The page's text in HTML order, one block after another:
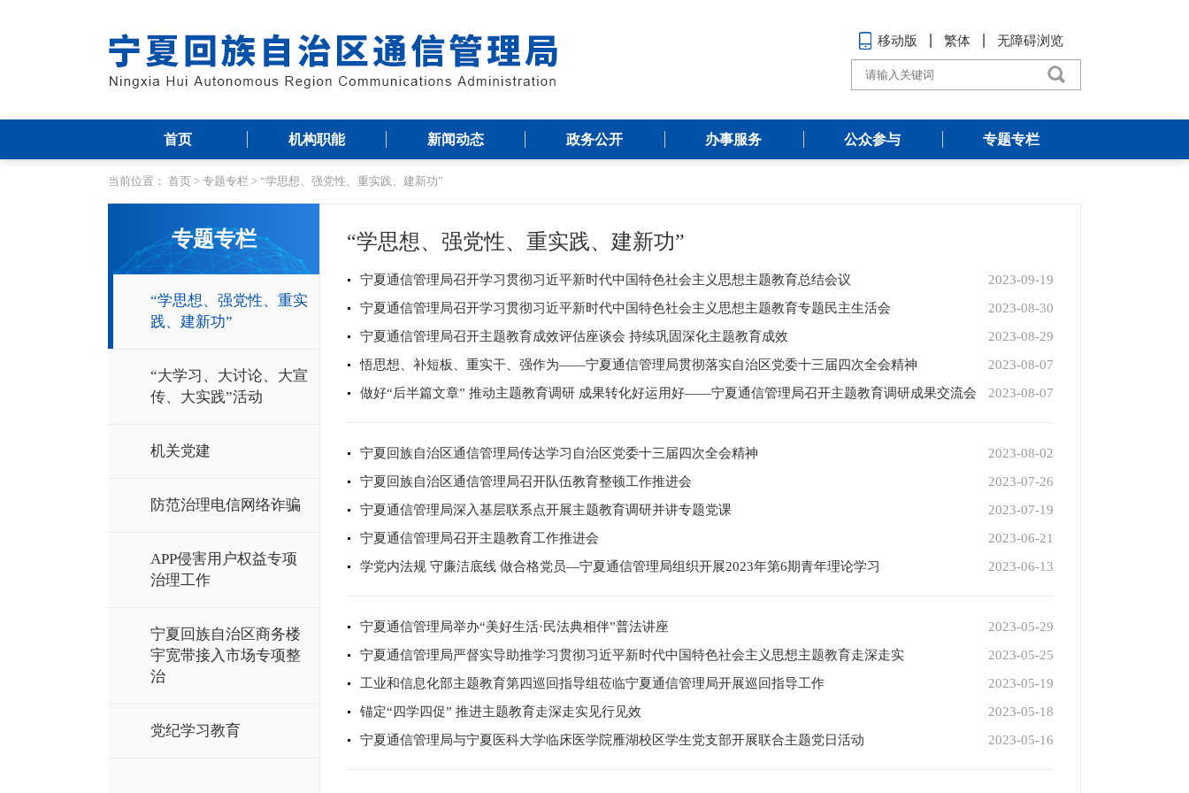
移动版 繁体 无障碍浏览
首页 机构职能 新闻动态 政务公开 办事服务 公众参与 专题专栏
当前位置： 首页 > 专题专栏 > “学思想、强党性、重实践、建新功”
专题专栏
“学思想、强党性、重实
践、建新功”
“大学习、大讨论、大宣
传、大实践”活动
机关党建
防范治理电信网络诈骗
APP侵害用户权益专项
治理工作
宁夏回族自治区商务楼
宇宽带接入市场专项整
治
党纪学习教育
“学思想、强党性、重实践、建新功”
2023-09-19
宁夏通信管理局召开学习贯彻习近平新时代中国特色社会主义思想主题教育总结会议
2023-08-30
宁夏通信管理局召开学习贯彻习近平新时代中国特色社会主义思想主题教育专题民主生活会
2023-08-29
宁夏通信管理局召开主题教育成效评估座谈会 持续巩固深化主题教育成效
2023-08-07
悟思想、补短板、重实干、强作为——宁夏通信管理局贯彻落实自治区党委十三届四次全会精神
2023-08-07
做好“后半篇文章” 推动主题教育调研 成果转化好运用好——宁夏通信管理局召开主题教育调研成果交流会
2023-08-02
宁夏回族自治区通信管理局传达学习自治区党委十三届四次全会精神
2023-07-26
宁夏回族自治区通信管理局召开队伍教育整顿工作推进会
2023-07-19
宁夏通信管理局深入基层联系点开展主题教育调研并讲专题党课
2023-06-21
宁夏通信管理局召开主题教育工作推进会
2023-06-13
学党内法规 守廉洁底线 做合格党员—宁夏通信管理局组织开展2023年第6期青年理论学习
2023-05-29
宁夏通信管理局举办“美好生活·民法典相伴”普法讲座
2023-05-25
宁夏通信管理局严督实导助推学习贯彻习近平新时代中国特色社会主义思想主题教育走深走实
2023-05-19
工业和信息化部主题教育第四巡回指导组莅临宁夏通信管理局开展巡回指导工作
2023-05-18
锚定“四学四促” 推进主题教育走深走实见行见效
2023-05-16
宁夏通信管理局与宁夏医科大学临床医学院雁湖校区学生党支部开展联合主题党日活动